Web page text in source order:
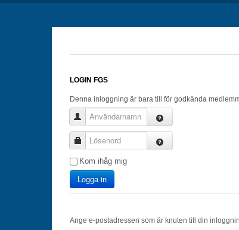
LOGIN FGS
Denna inloggning är bara till för godkända
Användarnamn
Lösenord
Kom ihåg mig
Logga in
Ange e-postadressen som är knuten till din